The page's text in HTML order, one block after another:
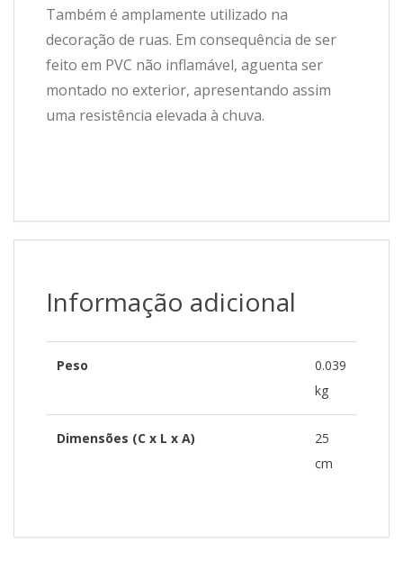
Também é amplamente utilizado na
decoração de ruas. Em consequência de ser
feito em PVC não inflamável, aguenta ser
montado no exterior, apresentando assim
uma resistência elevada à chuva.
Informação adicional
Peso
0.039
kg
Dimensões (C x L x A)
25
cm